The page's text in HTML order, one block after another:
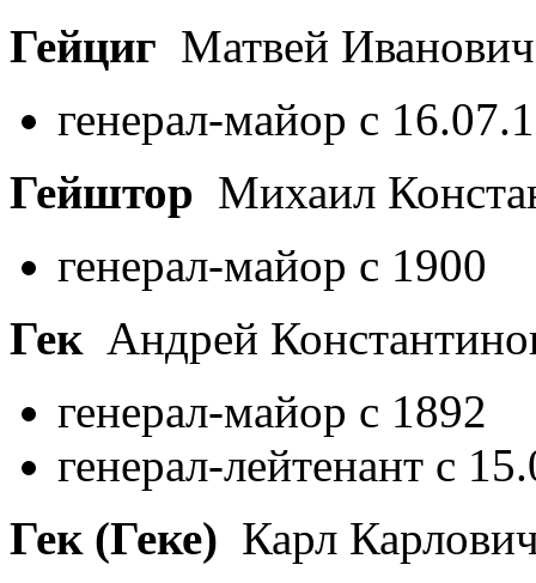
Гейциг Матвей
генерал-майор с
Гейштор Михаил
генерал-майор с 1900
ГекАндрей
генерал-майор с 1892
генерал-лейтенант с
Гек (Геке) Карл